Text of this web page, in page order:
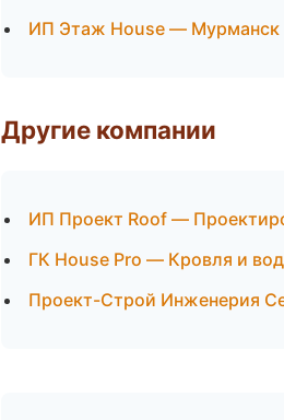
ИП Этаж House — Мурманск
Другие компании
ИП Проект Roof —
ГК House Pro — Кровля и
Проект-Строй Инженерия